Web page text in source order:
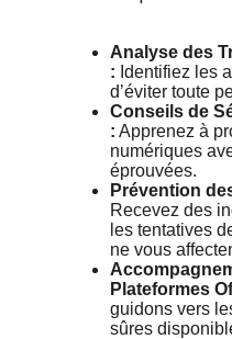
Analyse des
: Identifiez les
d’éviter toute
Conseils de
: Apprenez à
numériques
éprouvées.
Prévention
Recevez des
les tentatives
ne vous
Plateformes
guidons vers
sûres